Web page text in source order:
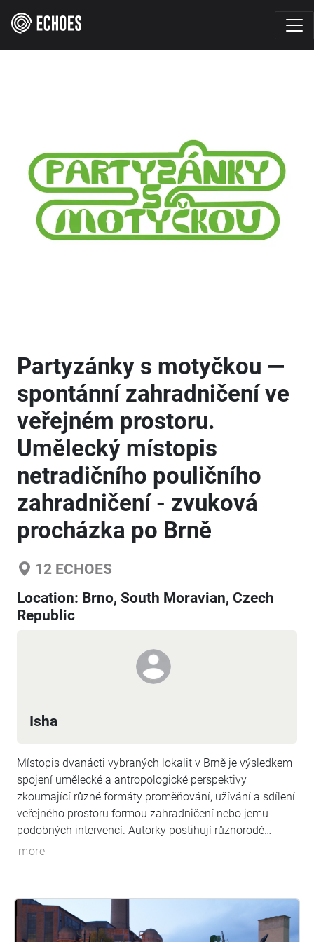
Partyzánky s motyčkou —
spontánní zahradničení ve
veřejném prostoru.
Umělecký místopis
netradičního pouličního
zahradničení - zvuková
procházka po Brně
12 ECHOES
Location: Brno, South Moravian, Czech
Republic
Isha
Místopis dvanácti vybraných lokalit v Brně je výsledkem
spojení umělecké a antropologické perspektivy
zkoumající různé formáty proměňování, užívání a sdílení
veřejného prostoru formou zahradničení nebo jemu
podobných intervencí. Autorky postihují různorodé
motivace zahradnických intervencionistů, přičemž
hravosti, touhy zpříjemnit si prostředí, vyprodukovat
reálné výnosy zeleniny, bylin, drobného ovoce, či motivy
emotivních vazeb na konkrétní rostliny. Tyto příklady
more